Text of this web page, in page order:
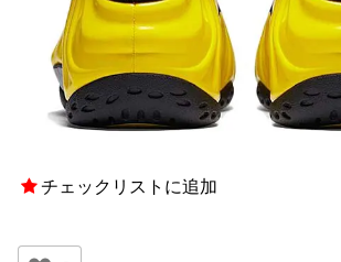
チェックリストに追加